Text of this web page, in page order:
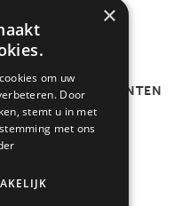
COMPARTIMENTEN
×
om uw
Door
stemt u in met
met ons